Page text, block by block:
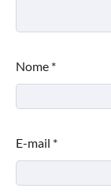
Nome *
E-mail *